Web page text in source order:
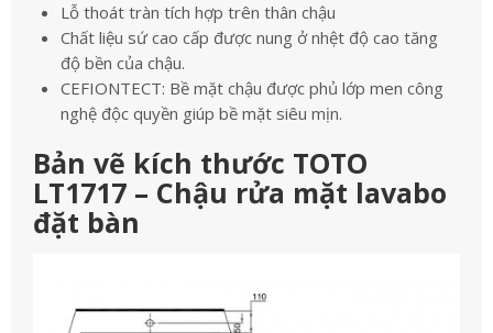
Lỗ thoát tràn tích hợp trên thân chậu
Chất liệu sứ cao cấp được nung ở nhệt độ cao tăng
độ bền của chậu.
CEFIONTECT: Bề mặt chậu được phủ lớp men công
nghệ độc quyền giúp bề mặt siêu mịn.
Bản vẽ kích thước TOTO
LT1717 – Chậu rửa mặt lavabo
đặt bàn